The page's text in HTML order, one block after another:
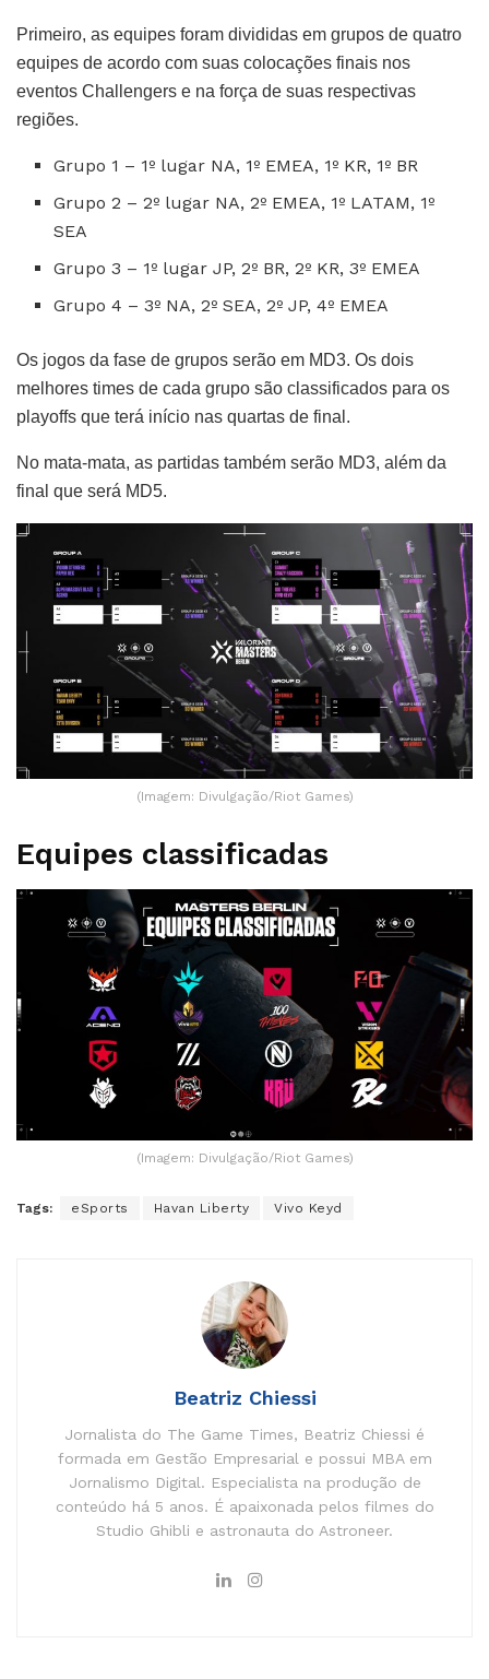
Primeiro, as equipes foram divididas em grupos de quatro
equipes de acordo com suas colocações finais nos
eventos Challengers e na força de suas respectivas
regiões.
Grupo 1 – 1º lugar NA, 1º EMEA, 1º KR, 1º BR
Grupo 2 – 2º lugar NA, 2º EMEA, 1º LATAM, 1º
SEA
Grupo 3 – 1º lugar JP, 2º BR, 2º KR, 3º EMEA
Grupo 4 – 3º NA, 2º SEA, 2º JP, 4º EMEA
Os jogos da fase de grupos serão em MD3. Os dois
melhores times de cada grupo são classificados para os
playoffs que terá início nas quartas de final.
No mata-mata, as partidas também serão MD3, além da
final que será MD5.
(Imagem: Divulgação/Riot Games)
Equipes classificadas
(Imagem: Divulgação/Riot Games)
Tags: eSports Havan Liberty Vivo Keyd
Beatriz Chiessi
Jornalista do The Game Times, Beatriz Chiessi é
formada em Gestão Empresarial e possui MBA em
Jornalismo Digital. Especialista na produção de
conteúdo há 5 anos. É apaixonada pelos filmes do
Studio Ghibli e astronauta do Astroneer.